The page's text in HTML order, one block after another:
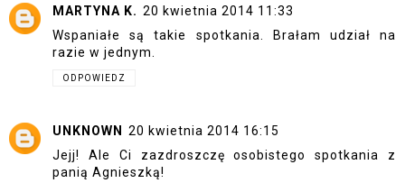
MARTYNA K. 20 kwietnia 2014 11:33
Wspaniałe są takie spotkania. Brałam udział na
razie w jednym.
ODPOWIEDZ
UNKNOWN
20 kwietnia 2014 16:15
Jejj! Ale Ci zazdroszczę osobistego spotkania z
panią Agnieszką!